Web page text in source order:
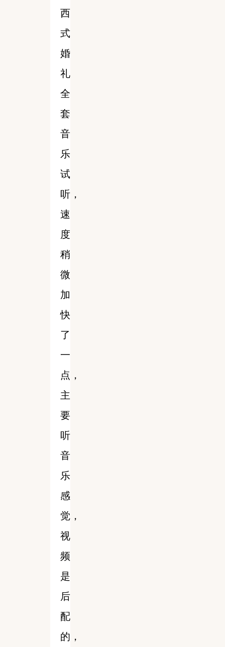
西
式
婚
礼
全
套
音
乐
试
听，
速
度
稍
微
加
快
了
一
点，
主
要
听
音
乐
感
觉，
视
频
是
后
配
的，